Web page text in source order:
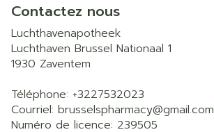
Contactez nous
Luchthavenapotheek
Luchthaven Brussel Nationaal 1
1930 Zaventem
Téléphone: +3227532023
Courriel: brusselspharmacy@gmail.com
Numéro de licence: 239505